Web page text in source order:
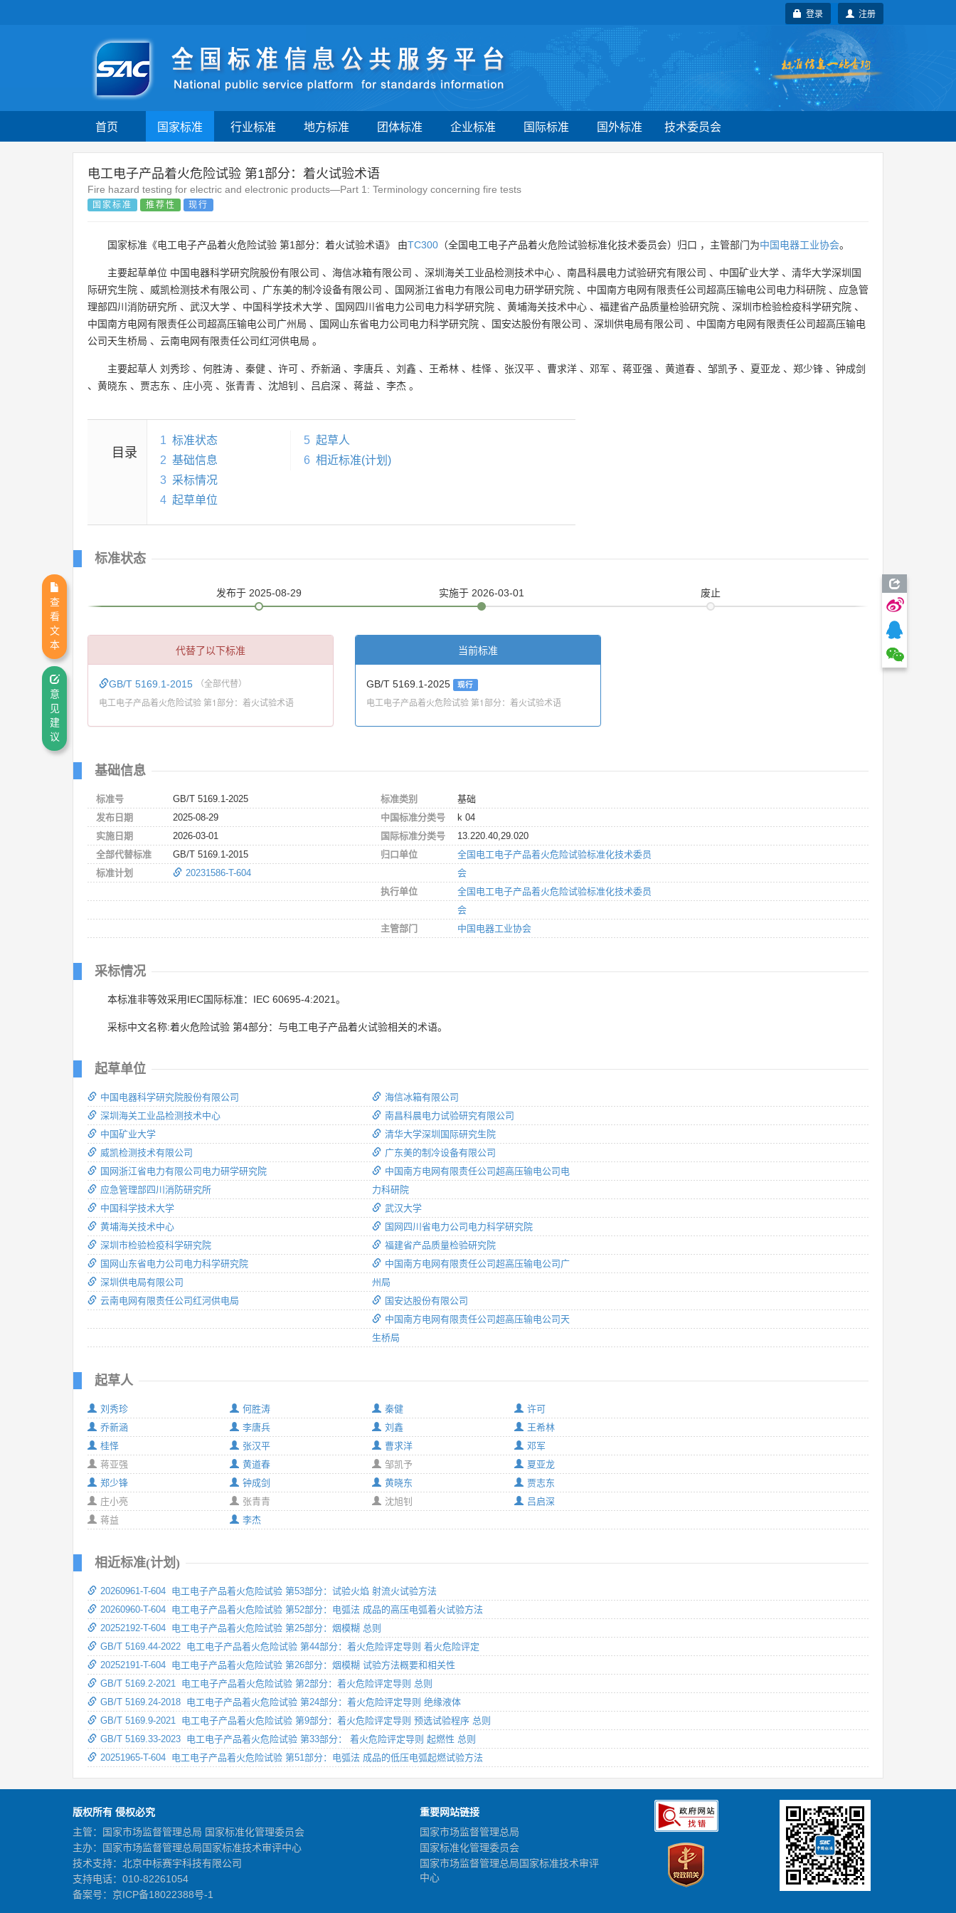
注册
登录
首页 国家标准 行业标准 地方标准 团体标准 企业标准 国际标准 国外标准 技术委员会
电工电子产品着火危险试验 第1部分：着火试验术语
Fire hazard testing for electric and electronic products—Part 1: Terminology concerning fire tests
国家标准 推荐性 现行
国家标准《电工电子产品着火危险试验 第1部分：着火试验术语》 由TC300 （全国电工电子产品着火危险试验标准化技术委员会）归口 ，主管部门为中国电器工业协会。
主要起草单位 中国电器科学研究院股份有限公司 、 海信冰箱有限公司 、 深圳海关工业品检测技术中心 、 南昌科晨电力试验研究有限公司 、 中国矿业大学 、 清华大学深圳国
际研究生院 、 威凯检测技术有限公司 、 广东美的制冷设备有限公司 、 国网浙江省电力有限公司电力研学研究院 、 中国南方电网有限责任公司超高压输电公司电力科研院 、 应急管
理部四川消防研究所 、 武汉大学 、 中国科学技术大学 、 国网四川省电力公司电力科学研究院 、 黄埔海关技术中心 、 福建省产品质量检验研究院 、 深圳市检验检疫科学研究院 、
中国南方电网有限责任公司超高压输电公司广州局 、 国网山东省电力公司电力科学研究院 、 国安达股份有限公司 、 深圳供电局有限公司 、 中国南方电网有限责任公司超高压输电
公司天生桥局 、 云南电网有限责任公司红河供电局 。
主要起草人 刘秀珍 、 何胜涛 、 秦健 、 许可 、 乔新涵 、 李唐兵 、 刘鑫 、 王希林 、 桂怿 、 张汉平 、 曹求洋 、 邓军 、 蒋亚强 、 黄道春 、 邹凯予 、 夏亚龙 、 郑少锋 、 钟成剑
、 黄晓东 、 贾志东 、 庄小亮 、 张青青 、 沈旭钊 、 吕启深 、 蒋益 、 李杰 。
目录
1 标准状态
2 基础信息
3 采标情况
4 起草单位
5 起草人
6 相近标准(计划)
标准状态
发布于 2025-08-29 实施于 2026-03-01 废止
代替了以下标准
GB/T 5169.1-2015 （全部代替）
电工电子产品着火危险试验 第1部分：着火试验术语
当前标准
GB/T 5169.1-2025 现行
电工电子产品着火危险试验 第1部分：着火试验术语
基础信息
标准号
GB/T 5169.1-2025
发布日期
2025-08-29
实施日期
2026-03-01
全部代替标准
GB/T 5169.1-2015
标准计划
20231586-T-604
标准类别
基础
中国标准分类号
k 04
国际标准分类号
13.220.40,29.020
归口单位
全国电工电子产品着火危险试验标准化技术委员
会
执行单位
全国电工电子产品着火危险试验标准化技术委员
会
主管部门
中国电器工业协会
采标情况
本标准非等效采用IEC国际标准：IEC 60695-4:2021。
采标中文名称:着火危险试验 第4部分：与电工电子产品着火试验相关的术语。
起草单位
中国电器科学研究院股份有限公司
深圳海关工业品检测技术中心
中国矿业大学
威凯检测技术有限公司
国网浙江省电力有限公司电力研学研究院
应急管理部四川消防研究所
中国科学技术大学
黄埔海关技术中心
深圳市检验检疫科学研究院
国网山东省电力公司电力科学研究院
深圳供电局有限公司
云南电网有限责任公司红河供电局
海信冰箱有限公司
南昌科晨电力试验研究有限公司
清华大学深圳国际研究生院
广东美的制冷设备有限公司
中国南方电网有限责任公司超高压输电公司电
力科研院
武汉大学
国网四川省电力公司电力科学研究院
福建省产品质量检验研究院
中国南方电网有限责任公司超高压输电公司广
州局
国安达股份有限公司
中国南方电网有限责任公司超高压输电公司天
生桥局
起草人
刘秀珍
何胜涛
乔新涵
李唐兵
桂怿
张汉平
蒋亚强
黄道春
郑少锋
钟成剑
庄小亮
张青青
蒋益
李杰
秦健
许可
刘鑫
王希林
曹求洋
邓军
邹凯予
夏亚龙
黄晓东
贾志东
沈旭钊
吕启深
相近标准(计划)
20260961-T-604 电工电子产品着火危险试验 第53部分：试验火焰 射流火试验方法
20260960-T-604 电工电子产品着火危险试验 第52部分：电弧法 成品的高压电弧着火试验方法
20252192-T-604 电工电子产品着火危险试验 第25部分：烟模糊 总则
GB/T 5169.44-2022 电工电子产品着火危险试验 第44部分：着火危险评定导则 着火危险评定
20252191-T-604 电工电子产品着火危险试验 第26部分：烟模糊 试验方法概要和相关性
GB/T 5169.2-2021 电工电子产品着火危险试验 第2部分：着火危险评定导则 总则
GB/T 5169.24-2018 电工电子产品着火危险试验 第24部分：着火危险评定导则 绝缘液体
GB/T 5169.9-2021 电工电子产品着火危险试验 第9部分：着火危险评定导则 预选试验程序 总则
GB/T 5169.33-2023 电工电子产品着火危险试验 第33部分： 着火危险评定导则 起燃性 总则
20251965-T-604 电工电子产品着火危险试验 第51部分：电弧法 成品的低压电弧起燃试验方法
版权所有 侵权必究
主管：国家市场监督管理总局 国家标准化管理委员会
主办：国家市场监督管理总局国家标准技术审评中心
技术支持：北京中标赛宇科技有限公司
支持电话：010-82261054
备案号： 京ICP备18022388号-1
重要网站链接
国家市场监督管理总局
国家标准化管理委员会
国家市场监督管理总局国家标准技术审评
中心
查
看
文
本
意
见
建
议